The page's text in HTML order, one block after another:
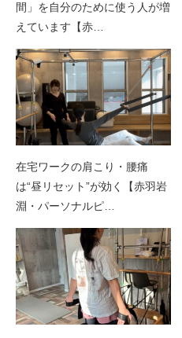
間」を自分のために使う人が増
えています【赤…
在宅ワークの肩こり・腰痛
は“昼リセット”が効く【赤羽岩
淵・パーソナルピ…